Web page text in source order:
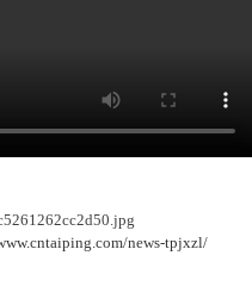
news-tpjxzl/